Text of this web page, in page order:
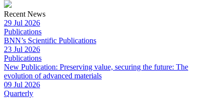
Recent News
29 Jul 2026
Publications
BNN’s Scientific Publications
23 Jul 2026
Publications
New Publication: Preserving value, securing the future: The
evolution of advanced materials
09 Jul 2026
Quarterly